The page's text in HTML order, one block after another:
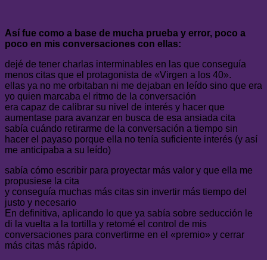
Así fue como a base de mucha prueba y error, poco a
poco en mis conversaciones con ellas:
dejé de tener charlas interminables en las que conseguía
menos citas que el protagonista de «Virgen a los 40».
ellas ya no me orbitaban ni me dejaban en leído sino que era
yo quien marcaba el ritmo de la conversación
era capaz de calibrar su nivel de interés y hacer que
aumentase para avanzar en busca de esa ansiada cita
sabía cuándo retirarme de la conversación a tiempo sin
hacer el payaso porque ella no tenía suficiente interés (y así
me anticipaba a su leído)
sabía cómo escribir para proyectar más valor y que ella me
propusiese la cita
y conseguía muchas más citas sin invertir más tiempo del
justo y necesario
En definitiva, aplicando lo que ya sabía sobre seducción le
di la vuelta a la tortilla y retomé el control de mis
conversaciones para convertirme en el «premio» y cerrar
más citas más rápido.